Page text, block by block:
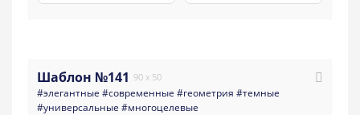
Шаблон №141 90 x 50
#элегантные #современные #геометрия #темные
#универсальные #многоцелевые